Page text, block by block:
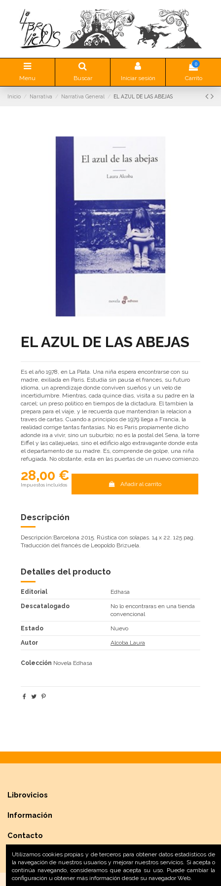
Menu Buscar Iniciar sesión
0
Carrito
Inicio Narrativa Narrativa General EL AZUL DE LAS ABEJAS
EL AZUL DE LAS ABEJAS
Es el año 1978, en La Plata. Una niña espera encontrarse con su
madre, exiliada en Paris. Estudia sin pausa el frances, su futuro
idioma, un aprendizaje donde conviven sueños y un velo de
incertidumbre. Mientras, cada quince dias, visita a su padre en la
carcel; un preso politico en tiempos de la dictadura. El tambien la
prepara para el viaje, y le recuerda que mantendran la relacion a
traves de cartas. Cuando a principios de 1979 llega a Francia, la
realidad corrige tantas fantasias. No es Paris propiamente dicho
adonde ira a vivir, sino un suburbio; no es la postal del Sena, la torre
Eiffel y las callejuelas, sino el edificio algo extravagante donde esta
el departamento de su madre. Es, comprende de golpe, una niña
refugiada. No obstante, esta en las puertas de un nuevo comienzo.
28,00 €
Impuestos incluidos Añadir al carrito
Descripción
Descripción:Barcelona 2015. Rústica con solapas. 14 x 22. 125 pag.
Traducción del francés de Leopoldo Brizuela.
Detalles del producto
Editorial Edhasa
Descatalogado
No lo encontraras en una tienda
convencional
Estado Nuevo
Autor Alcoba,Laura
Colección Novela Edhasa
Librovicios
Información
Contacto
Utilizamos cookies propias y de terceros para obtener datos estadísticos de
la navegación de nuestros usuarios y mejorar nuestros servicios. Si acepta o
continúa navegando, consideramos que acepta su uso. Puede cambiar la
configuración u obtener más información desde su navegador Web.